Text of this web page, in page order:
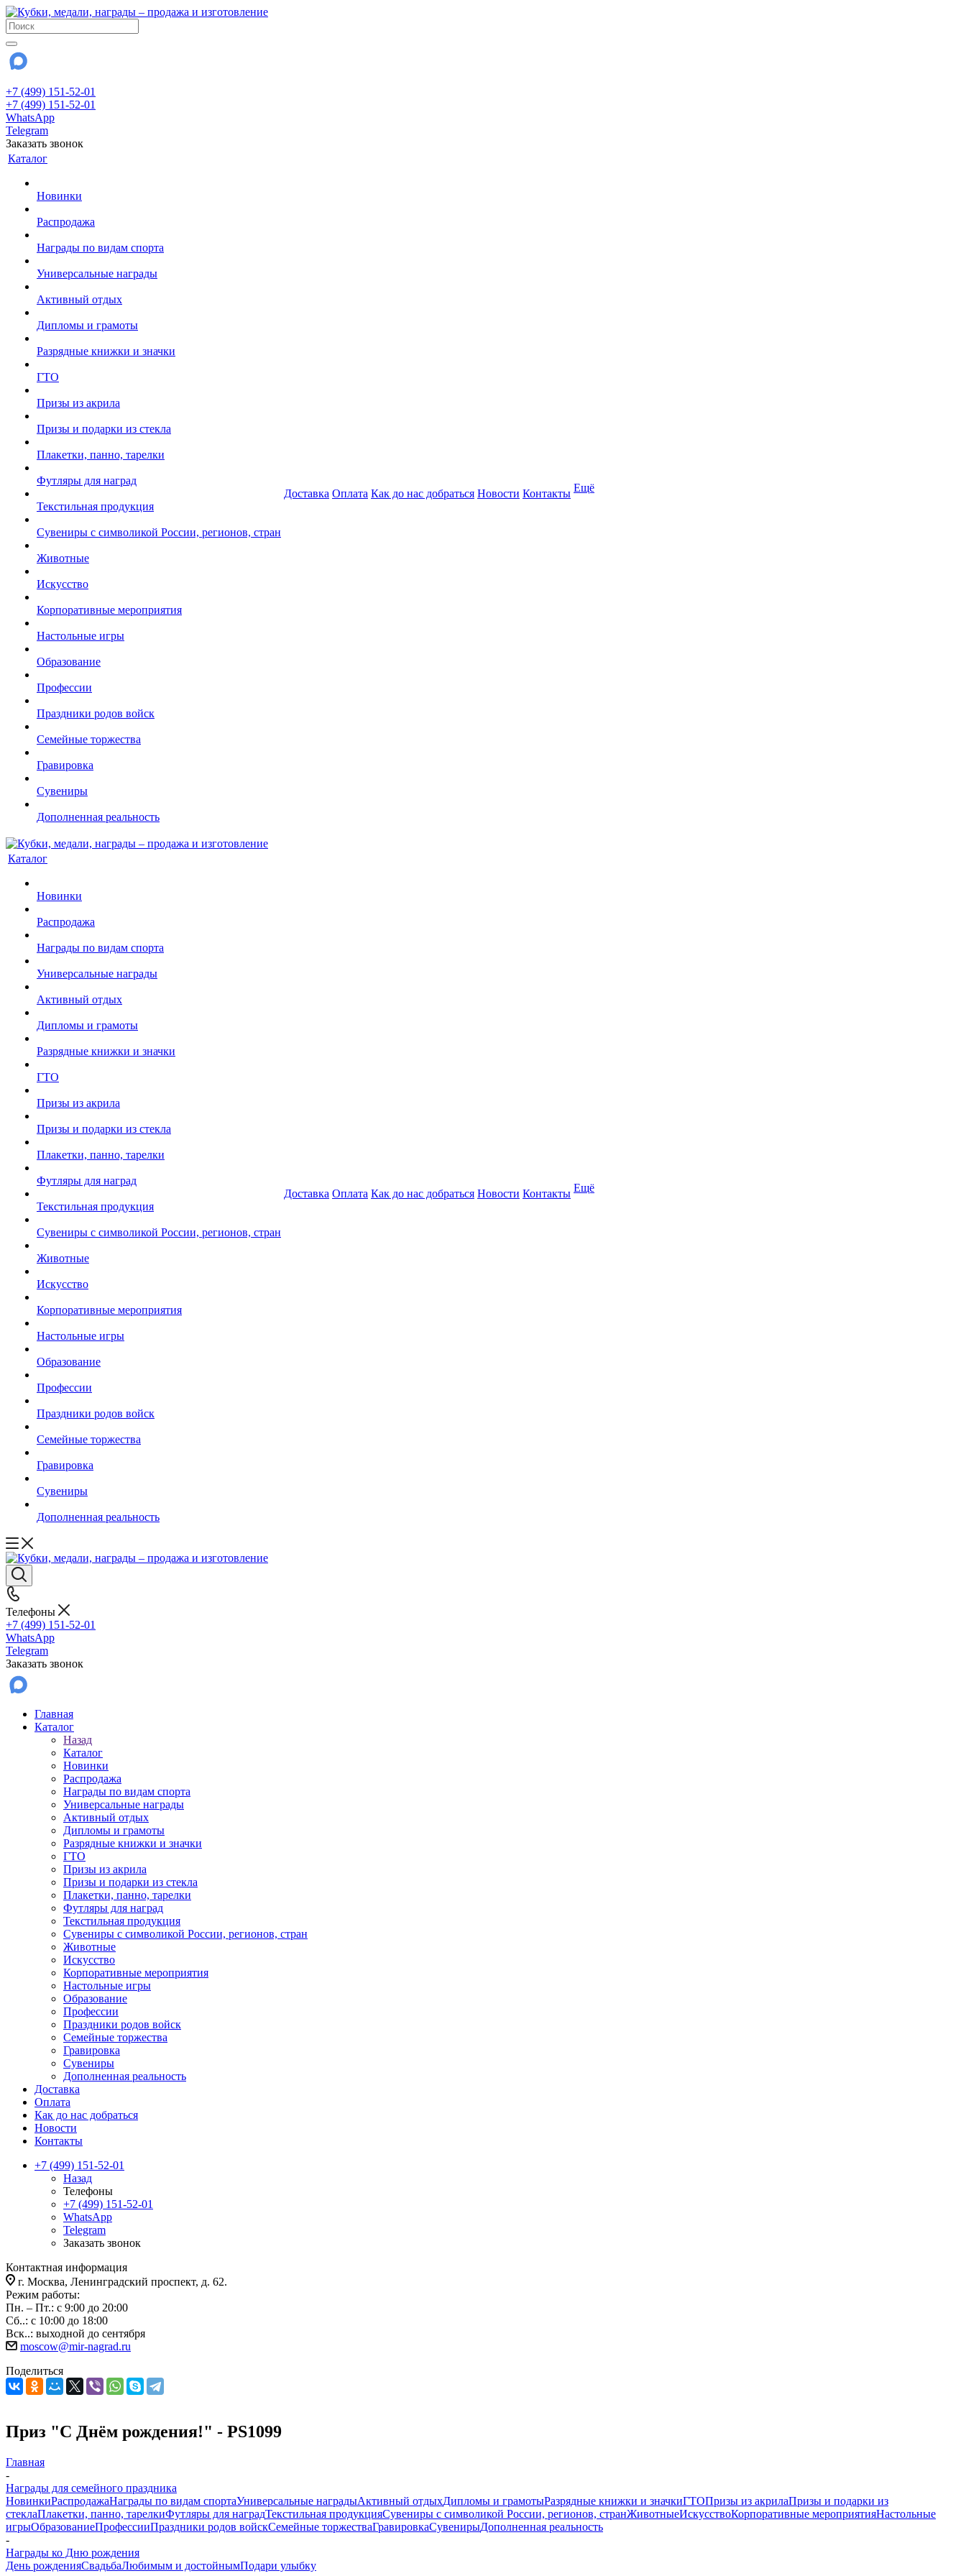
+7 (499) 151-52-01
+7 (499) 151-52-01
WhatsApp
Telegram
Заказать звонок
Каталог
Новинки
Распродажа
Награды по видам спорта
Универсальные награды
Активный отдых
Дипломы и грамоты
Разрядные книжки и значки
ГТО
Призы из акрила
Призы и подарки из стекла
Плакетки, панно, тарелки
Футляры для наград
Текстильная продукция
Сувениры с символикой России, регионов, стран
Животные
Искусство
Корпоративные мероприятия
Настольные игры
Образование
Профессии
Праздники родов войск
Семейные торжества
Гравировка
Сувениры
Дополненная реальность
Доставка Оплата Как до нас добраться Новости Контакты Ещё
Каталог
Новинки
Распродажа
Награды по видам спорта
Универсальные награды
Активный отдых
Дипломы и грамоты
Разрядные книжки и значки
ГТО
Призы из акрила
Призы и подарки из стекла
Плакетки, панно, тарелки
Футляры для наград
Текстильная продукция
Сувениры с символикой России, регионов, стран
Животные
Искусство
Корпоративные мероприятия
Настольные игры
Образование
Профессии
Праздники родов войск
Семейные торжества
Гравировка
Сувениры
Дополненная реальность
Доставка Оплата Как до нас добраться Новости Контакты Ещё
Телефоны
+7 (499) 151-52-01
WhatsApp
Telegram
Заказать звонок
Главная
Каталог
Назад
Каталог
Новинки
Распродажа
Награды по видам спорта
Универсальные награды
Активный отдых
Дипломы и грамоты
Разрядные книжки и значки
ГТО
Призы из акрила
Призы и подарки из стекла
Плакетки, панно, тарелки
Футляры для наград
Текстильная продукция
Сувениры с символикой России, регионов, стран
Животные
Искусство
Корпоративные мероприятия
Настольные игры
Образование
Профессии
Праздники родов войск
Семейные торжества
Гравировка
Сувениры
Дополненная реальность
Доставка
Оплата
Как до нас добраться
Новости
Контакты
+7 (499) 151-52-01
Назад
Телефоны
+7 (499) 151-52-01
WhatsApp
Telegram
Заказать звонок
Контактная информация
г. Москва, Ленинградский проспект, д. 62.
Режим работы:
Пн. – Пт.: с 9:00 до 20:00
Сб..: с 10:00 до 18:00
Вск..: выходной до сентября
moscow@mir-nagrad.ru
Поделиться
Приз "С Днём рождения!" - PS1099
Главная
-
Награды для семейного праздника
НовинкиРаспродажаНаграды по видам спортаУниверсальные наградыАктивный отдыхДипломы и грамотыРазрядные книжки и значкиГТОПризы из акрилаПризы и подарки из
стеклаПлакетки, панно, тарелкиФутляры для наградТекстильная продукцияСувениры с символикой России, регионов, странЖивотныеИскусствоКорпоративные мероприятияНастольные
игрыОбразованиеПрофессииПраздники родов войскСемейные торжестваГравировкаСувенирыДополненная реальность
-
Награды ко Дню рождения
День рожденияСвадьбаЛюбимым и достойнымПодари улыбку